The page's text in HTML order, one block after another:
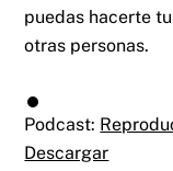
puedas hacerte
otras personas.
Podcast:
Descargar